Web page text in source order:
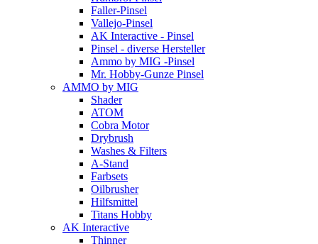
Faller-Pinsel
Vallejo-Pinsel
AK Interactive - Pinsel
Pinsel - diverse Hersteller
Ammo by MIG -Pinsel
Mr. Hobby-Gunze Pinsel
AMMO by MIG
Shader
ATOM
Cobra Motor
Drybrush
Washes & Filters
A-Stand
Farbsets
Oilbrusher
Hilfsmittel
Titans Hobby
AK Interactive
Thinner